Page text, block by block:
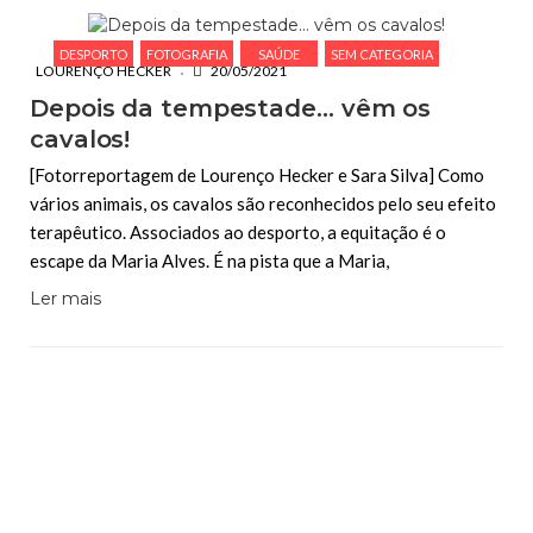
DESPORTO FOTOGRAFIA SAÚDE SEM CATEGORIA
LOURENÇO HECKER 20/05/2021
Depois da tempestade… vêm os
cavalos!
[Fotorreportagem de Lourenço Hecker e Sara Silva] Como
vários animais, os cavalos são reconhecidos pelo seu efeito
terapêutico. Associados ao desporto, a equitação é o
escape da Maria Alves. É na pista que a Maria,
Ler mais